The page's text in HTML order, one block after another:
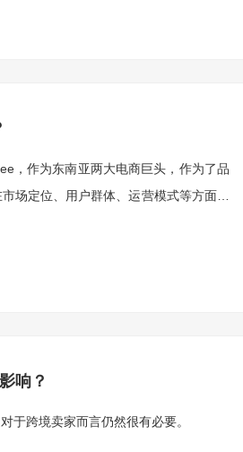
，作为东南亚两大电商巨头，作为了品
场定位、用户群体、运营模式等方面各
响？
于跨境卖家而言仍然很有必要。